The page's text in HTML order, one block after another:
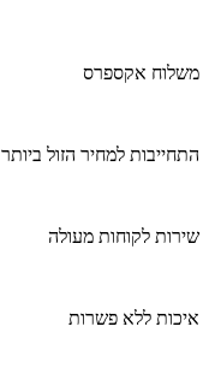
משלוח אקספרס
התחייבות למחיר הזול ביותר
שירות לקוחות מעולה
איכות ללא פשרות